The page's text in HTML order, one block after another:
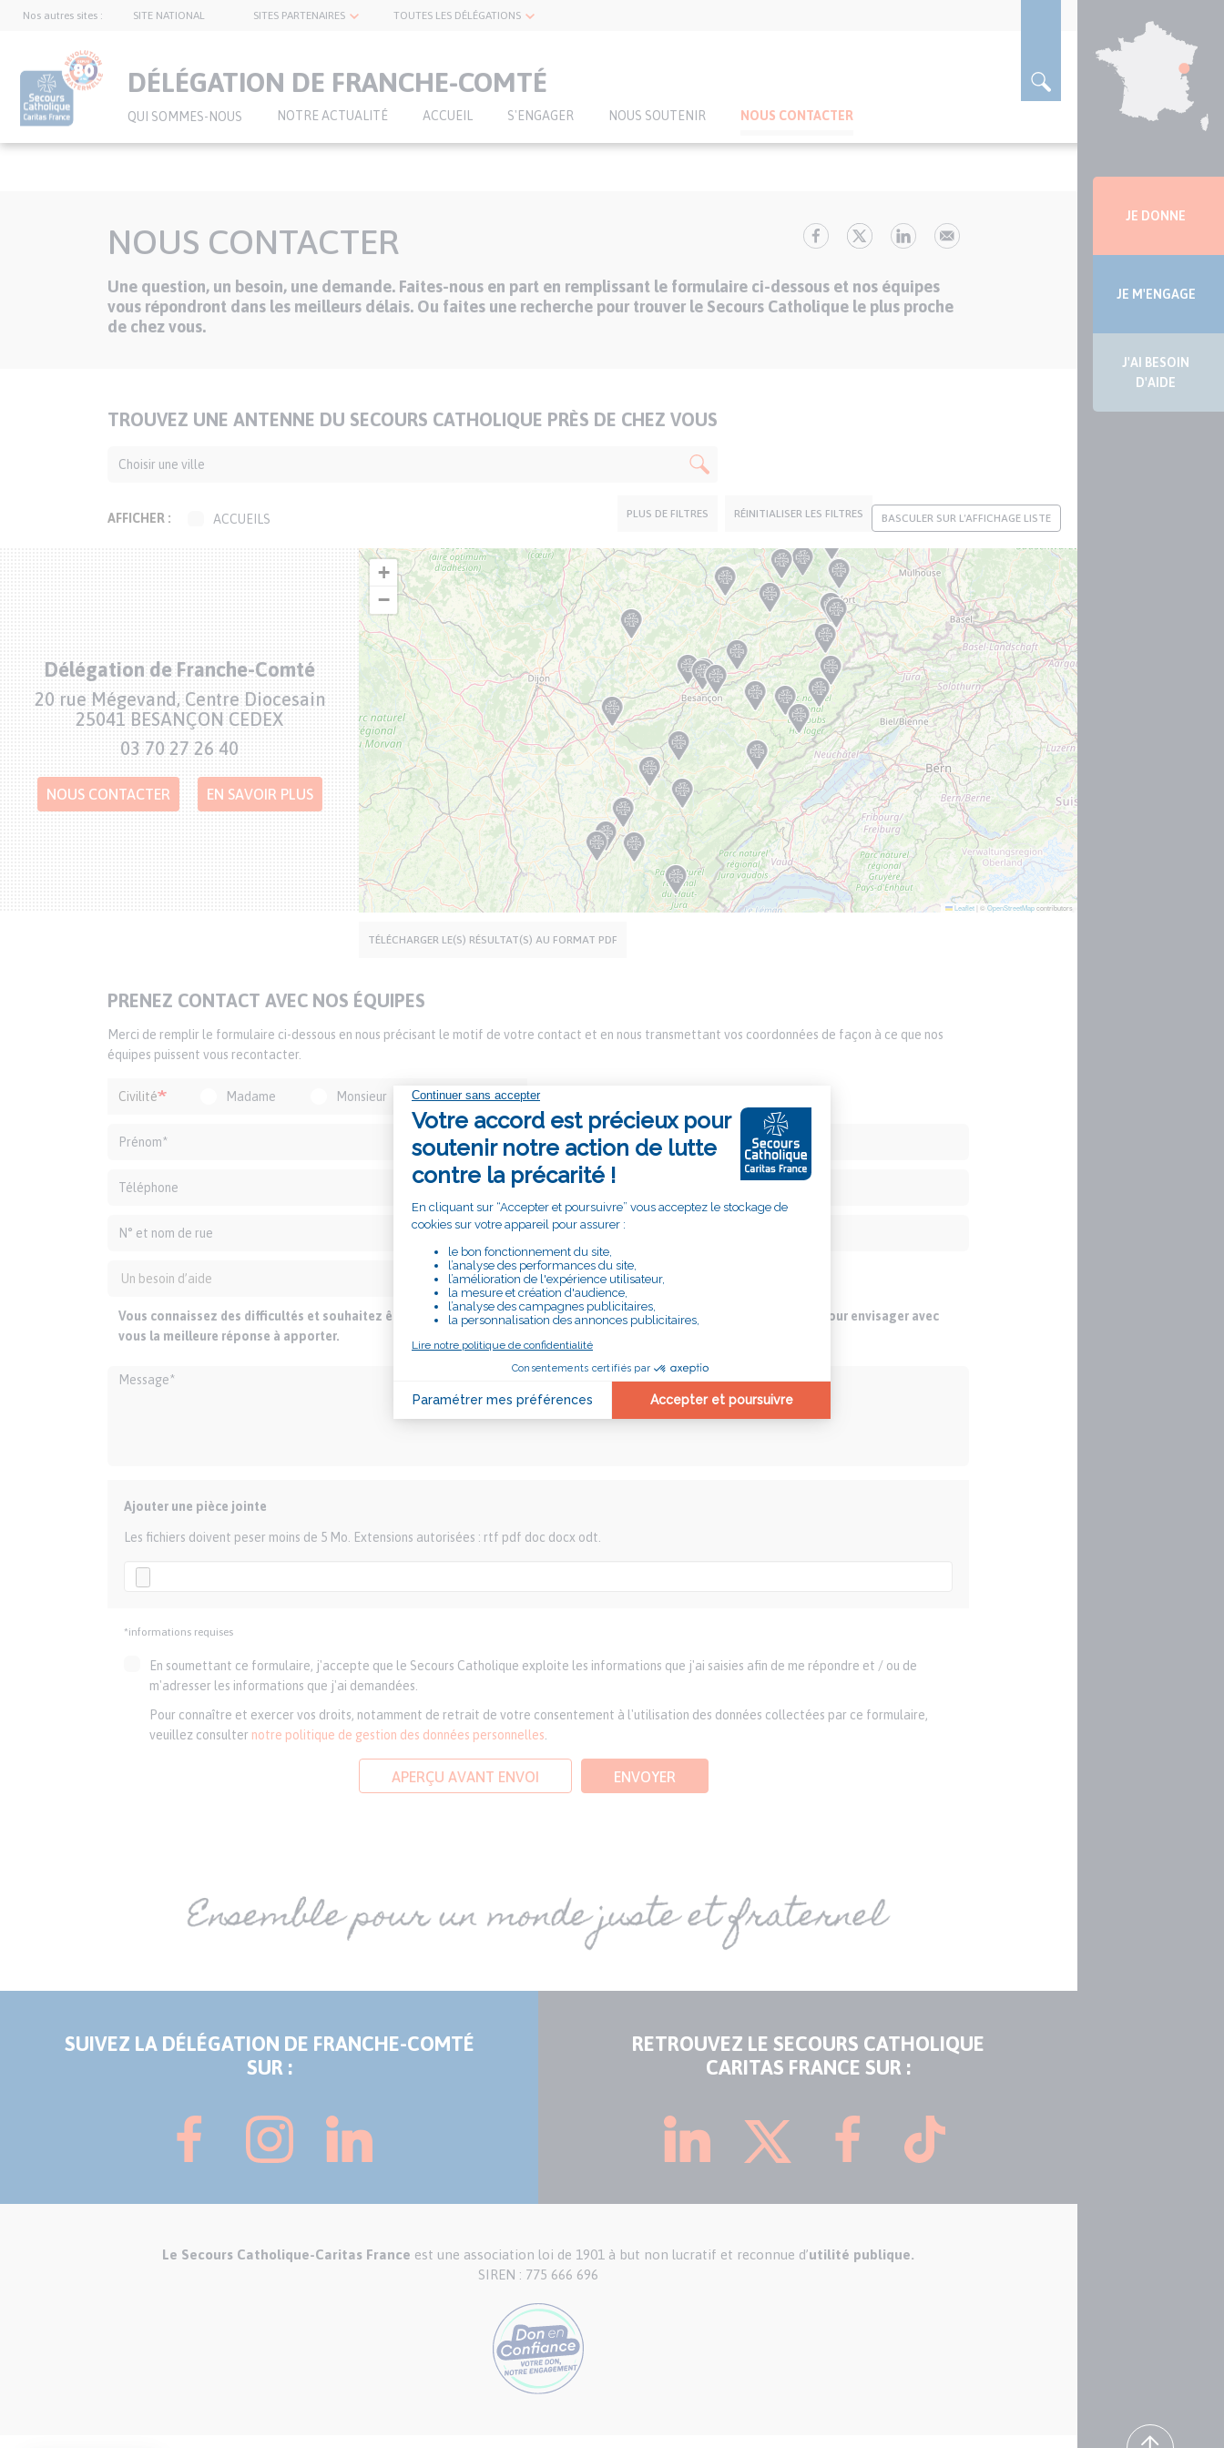
Nos autres sites : SITE NATIONAL SITES PARTENAIRES TOUTES LES DÉLÉGATIONS
DÉLÉGATION DE FRANCHE-COMTÉ
QUI SOMMES-NOUS NOTRE ACTUALITÉ ACCUEIL S'ENGAGER NOUS SOUTENIR NOUS CONTACTER
NOUS CONTACTER
Texte
Une question, un besoin, une demande. Faites-nous en part en remplissant le formulaire ci-dessous et nos équipes
vous répondront dans les meilleurs délais. Ou faites une recherche pour trouver le Secours Catholique le plus proche
de chez vous.
TITRE
LA
TROUVEZ UNE ANTENNE DU SECOURS CATHOLIQUE PRÈS DE CHEZ VOUS
AFFICHER :
ACCUEILS
JARDINS SOLIDAIRES
TRANSPORTS SOLIDAIRES
PLUS DE FILTRES RÉINITIALISER LES FILTRES BASCULER SUR L'AFFICHAGE LISTE
+
−
Leaflet ©OpenStreetMapcontributors
TÉLÉCHARGER LE(S) RÉSULTAT(S) AU FORMAT PDF
Délégation de Franche-Comté
Adresse
20 rue Mégevand, Centre Diocesain
25041 BESANÇON CEDEX
téléphone
03 70 27 26 40
NOUS CONTACTER EN SAVOIR PLUS
TITRE
FORMULAIRE
PRENEZ CONTACT AVEC NOS ÉQUIPES
Texte
d'introduction
Merci de remplir le formulaire ci-dessous en nous précisant le motif de votre contact et en nous transmettant vos coordonnées de façon à ce que nos
équipes puissent vous recontacter.
Formulaire
Civilité Madame Monsieur
Vous connaissez des difficultés et souhaitez être accompagné, remplissez ce formulaire et nous vous recontacterons pour envisager avec
vous la meilleure réponse à apporter.
Ajouter une pièce jointe
Les fichiers doivent peser moins de 5 Mo. Extensions autorisées : rtf pdf doc docx odt.
*informations requises
En soumettant ce formulaire, j'accepte que le Secours Catholique exploite les informations que j'ai saisies afin de me répondre et / ou de
m'adresser les informations que j'ai demandées.
Pour connaître et exercer vos droits, notamment de retrait de votre consentement à l'utilisation des données collectées par ce formulaire,
veuillez consulter notre politique de gestion des données personnelles
APERÇU AVANT ENVOI ENVOYER
latéraleJE DONNE
JE M'ENGAGE
J'AI BESOIN
D'AIDE
SUIVEZ LA DÉLÉGATION DE FRANCHE-COMTÉ
SUR :
RETROUVEZ LE SECOURS CATHOLIQUE
CARITAS FRANCE SUR :
Le Secours Catholique-Caritas France est une association loi de 1901 à but non lucratif et reconnue d’utilité publique.
SIREN : 775 666 696